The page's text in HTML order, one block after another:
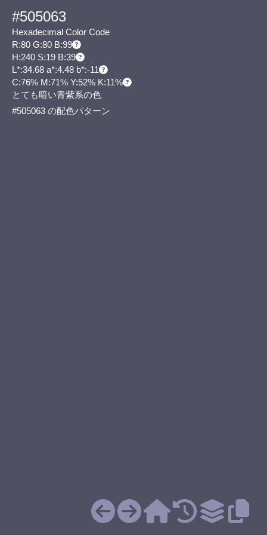
#505063
Hexadecimal Color Code
R:80 G:80 B:99
H:240 S:19 B:39
L*:34.68 a*:4.48 b*:-11
C:76% M:71% Y:52% K:11%
とても暗い青紫系の色
#505063 の配色パターン